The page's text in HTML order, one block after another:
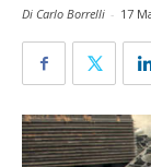
Di Carlo Borrelli - 17